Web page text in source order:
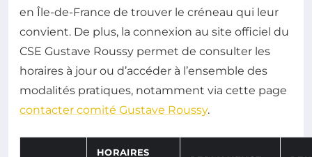
en Île-de-France de trouver le créneau qui leur
convient. De plus, la connexion au site officiel du
CSE Gustave Roussy permet de consulter les
horaires à jour ou d’accéder à l’ensemble des
modalités pratiques, notamment via cette page
contacter comité Gustave Roussy.
HORAIRES